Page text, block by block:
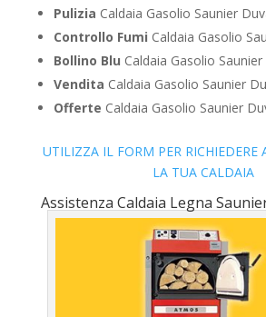
Pulizia Caldaia Gasolio Saunier
Controllo Fumi Caldaia Gasolio
Bollino Blu Caldaia Gasolio
Vendita Caldaia Gasolio Saunier
Offerte Caldaia Gasolio Saunier
UTILIZZA IL FORM PER RICHIEDERE
LA TUA CALDAIA
Assistenza Caldaia Legna